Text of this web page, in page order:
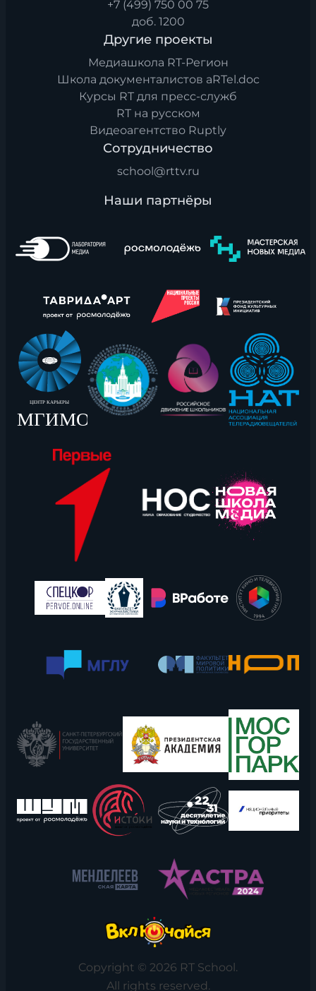
+7 (499) 750 00 75
доб. 1200
Другие проекты
Медиашкола RT-Регион
Школа документалистов aRTel.doc
Курсы RT для пресс-служб
RT на русском
Видеоагентство Ruptly
Сотрудничество
school@rttv.ru
Наши партнёры
Copyright © 2026 RT School.
All rights reserved.